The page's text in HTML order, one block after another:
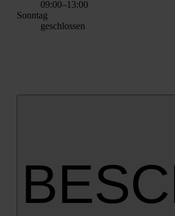
09:00–13:00
Sonn­tag
geschlos­sen